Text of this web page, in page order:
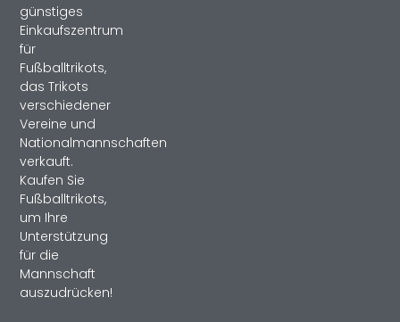
günstiges
Einkaufszentrum
für
Fußballtrikots,
das Trikots
verschiedener
Vereine und
Nationalmannschaften
verkauft.
Kaufen Sie
Fußballtrikots,
um Ihre
Unterstützung
für die
Mannschaft
auszudrücken!